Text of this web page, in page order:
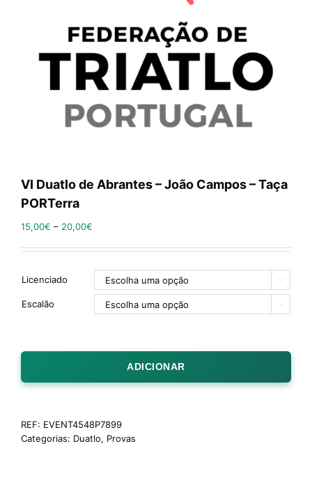
VI Duatlo de Abrantes – João Campos – Taça
PORTerra
15,00€ – 20,00€
Licenciado 
Escalão 
ADICIONAR
REF: EVENT4548P7899
Categorias: Duatlo, Provas